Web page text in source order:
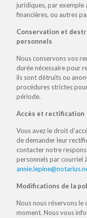
juridiques, par exemple
financières, ou autres
Conservation et
personnels
Nous conservons vos
durée nécessaire pour
ils sont détruits ou
procédures strictes
période.
Accès et rectification
Vous avez le droit
de demander leur
contacter notre
personnels par courriel
Modifications de la
Nous nous réservons
moment. Nous vous